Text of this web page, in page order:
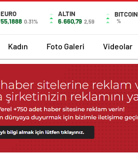
EURO
55,1888 0.31%
ALTIN
6.660,79 2,59
BITCOIN
%
Kadın Foto Galeri Videolar